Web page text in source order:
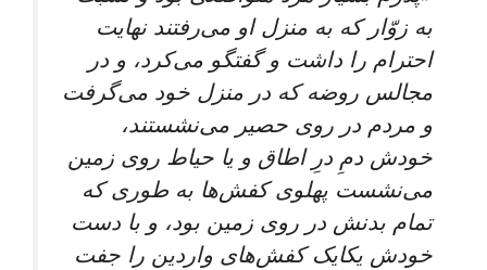
به زوّار که به منزل او می‌رفتند نهایت
احترام را داشت و گفتگو می‌کرد، و در
مجالس روضه که در منزل خود می‌گرفت
و مردم در روی حصیر می‌نشستند،
خودش دمِ درِ اطاق و یا حیاط روی زمین
می‌نشست پهلوی کفش‌ها به طوری که
تمام بدنش در روی زمین بود، و با دست
خودش یکایک کفش‌های واردین را جفت